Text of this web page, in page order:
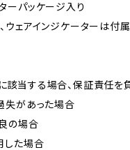
ーパッケージ入り
ウェアインジケーターは付属
該当する場合、保証責任を
失があった場合
の場合
した場合